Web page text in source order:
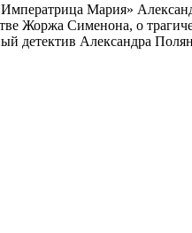
Мария»
Жоржа Сименона, о
детектив Александра